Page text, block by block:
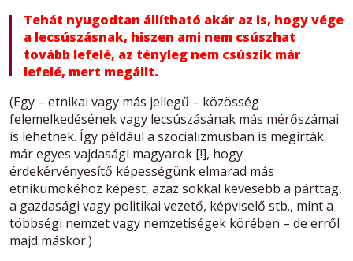
Tehát nyugodtan állítható akár az is, hogy vége
a lecsúszásnak, hiszen ami nem csúszhat
tovább lefelé, az tényleg nem csúszik már
lefelé, mert megállt.
(Egy – etnikai vagy más jellegű – közösség
felemelkedésének vagy lecsúszásának más mérőszámai
is lehetnek. Így például a szocializmusban is megírták
már egyes vajdasági magyarok [!], hogy
érdekérvényesítő képességünk elmarad más
etnikumokéhoz képest, azaz sokkal kevesebb a párttag,
a gazdasági vagy politikai vezető, képviselő stb., mint a
többségi nemzet vagy nemzetiségek körében – de erről
majd máskor.)